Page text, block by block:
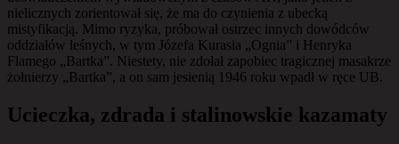
nielicznych zorientował się, że ma do czynienia z ubecką
mistyfikacją. Mimo ryzyka, próbował ostrzec innych dowódców
oddziałów leśnych, w tym Józefa Kurasia „Ognia” i Henryka
Flamego „Bartka”. Niestety, nie zdołał zapobiec tragicznej masakrze
żołnierzy „Bartka”, a on sam jesienią 1946 roku wpadł w ręce UB.
Ucieczka, zdrada i stalinowskie kazamaty